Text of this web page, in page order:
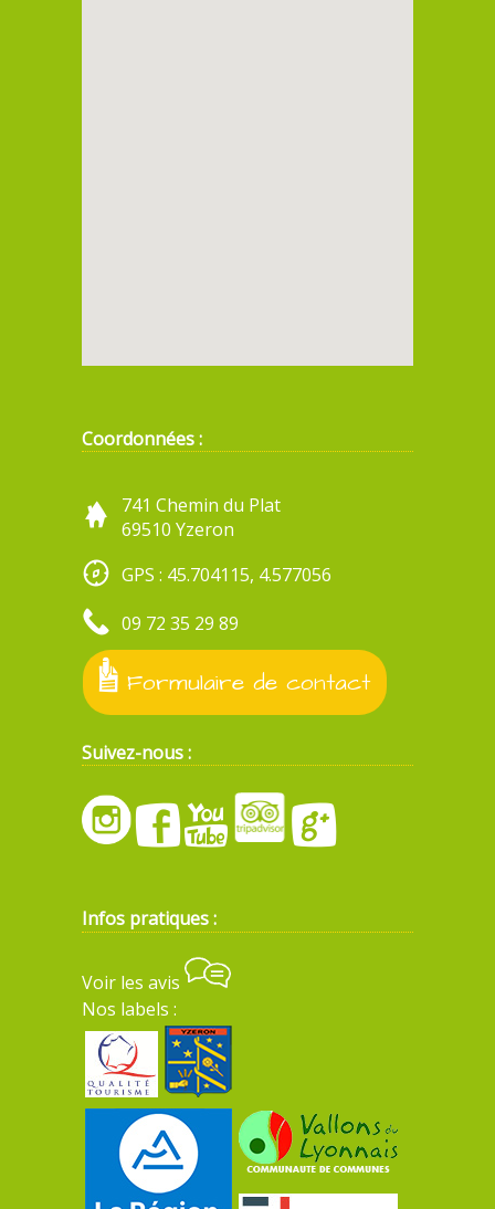
Coordonnées :
741 Chemin du Plat
69510 Yzeron
GPS : 45.704115, 4.577056
09 72 35 29 89
Formulaire de contact
Suivez-nous :
Infos pratiques :
Voir les avis
Nos labels :